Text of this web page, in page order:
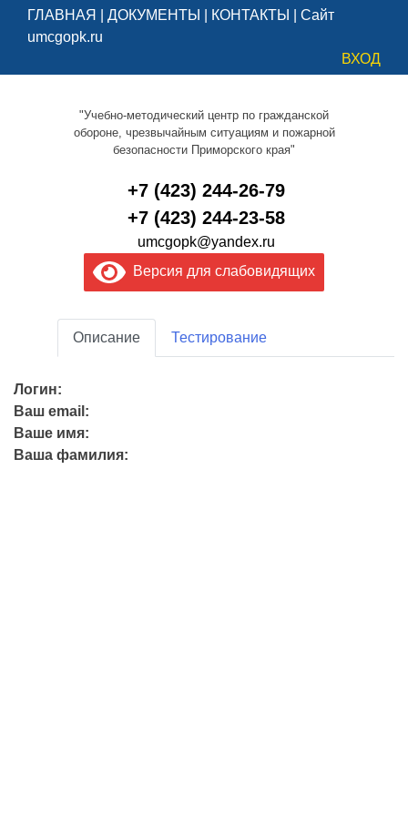
ГЛАВНАЯ ДОКУМЕНТЫ КОНТАКТЫ
Сайт
umcgopk.ru
ВХОД
"Учебно-методический центр по гражданской
обороне, чрезвычайным ситуациям и пожарной
безопасности Приморского края"
+7 (423) 244-26-79
+7 (423) 244-23-58
umcgopk@yandex.ru
Версия для слабовидящих
Описание Тестирование
Логин:
Ваш email:
Ваше имя:
Ваша фамилия: